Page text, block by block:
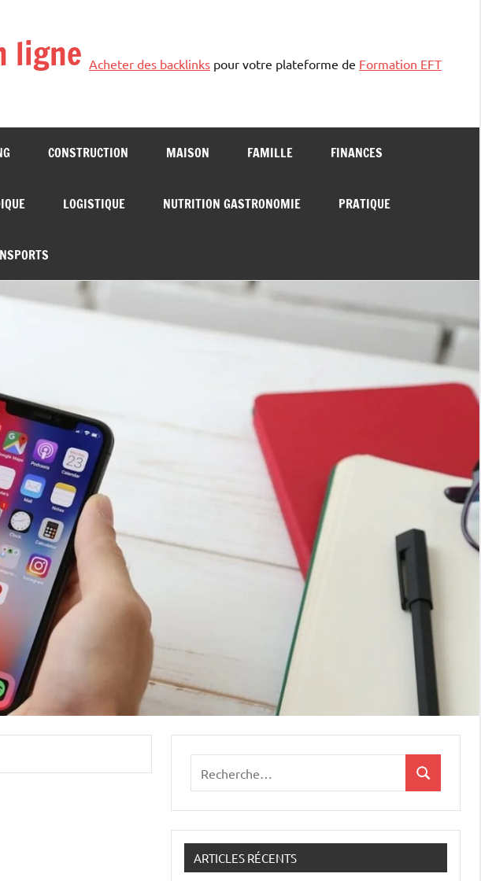
ligne Acheter des backlinks pour votre plateforme de Formation EFT
CONSTRUCTION MAISON FAMILLE FINANCES
LOGISTIQUE NUTRITION GASTRONOMIE PRATIQUE
pour
:
Recherche
ARTICLES RÉCENTS